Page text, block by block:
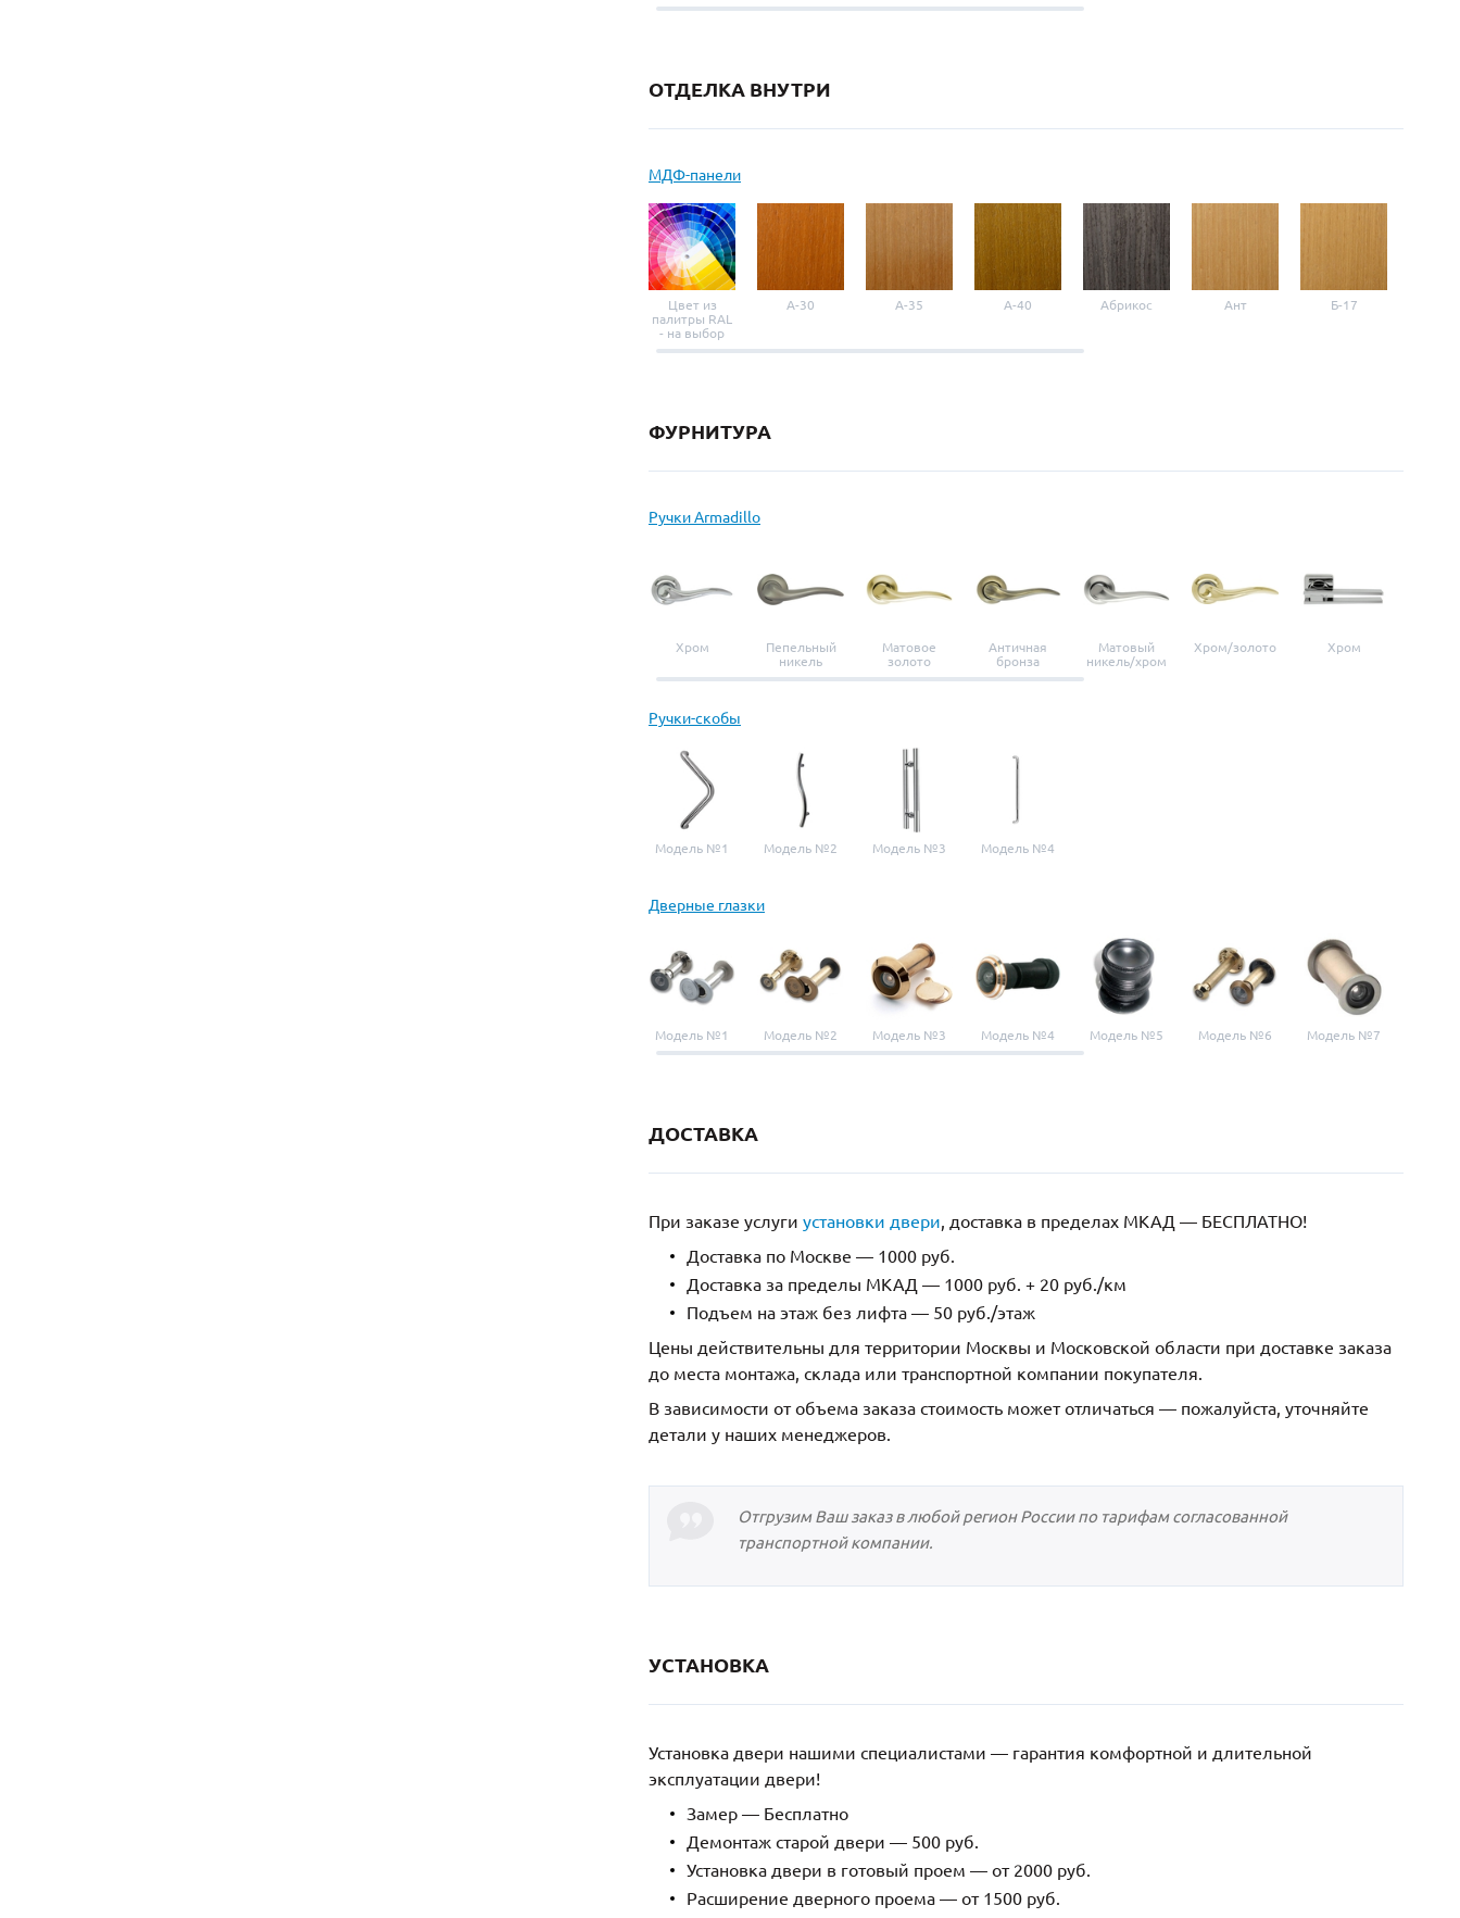
ОТДЕЛКА ВНУТРИ
МДФ-панели
Цвет из
палитры RAL
- на выбор
A-30 A-35 A-40 Абрикос Ант Б-17
ФУРНИТУРА
Ручки Armadillo
Хром
Пепельный
никель
Матовое
золото
Античная
бронза
Матовый
никель/хром
Хром/золото Хром
Ручки-скобы
Модель №1 Модель №2 Модель №3 Модель №4
Дверные глазки
Модель №1 Модель №2 Модель №3 Модель №4 Модель №5 Модель №6 Модель №7
ДОСТАВКА
При заказе услуги установки двери, доставка в пределах МКАД — БЕСПЛАТНО!
Доставка по Москве — 1000 руб.
Доставка за пределы МКАД — 1000 руб. + 20 руб./км
Подъем на этаж без лифта — 50 руб./этаж
Цены действительны для территории Москвы и Московской области при доставке заказа
до места монтажа, склада или транспортной компании покупателя.
В зависимости от объема заказа стоимость может отличаться — пожалуйста, уточняйте
детали у наших менеджеров.
Отгрузим Ваш заказ в любой регион России по тарифам согласованной
транспортной компании.
УСТАНОВКА
Установка двери нашими специалистами — гарантия комфортной и длительной
эксплуатации двери!
Замер — Бесплатно
Демонтаж старой двери — 500 руб.
Установка двери в готовый проем — от 2000 руб.
Расширение дверного проема — от 1500 руб.